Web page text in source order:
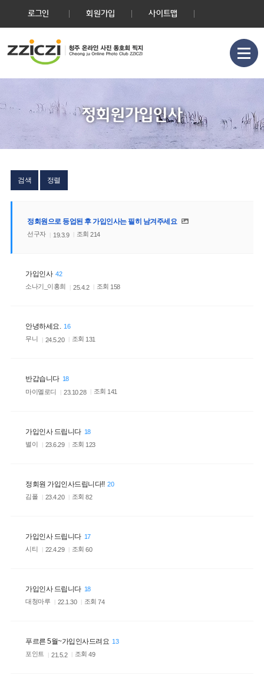
로그인 회원가입 사이트맵
정회원가입인사
검색 정렬
정회원으로 등업된 후 가입인사는 필히 남겨주세요
선구자 19.3.9 조회214
가입인사 42
소나기_이홍희
25.4.2 조회 158
안녕하세요. 16
무니
24.5.20 조회 131
반갑습니다 18
마이멜로디
23.10.28 조회 141
가입인사 드립니다 18
별이
23.6.29 조회 123
정회원 가입인사드립니다!! 20
김폴
23.4.20 조회82
가입인사 드립니다 17
시티
22.4.29 조회60
가입인사 드립니다 18
대청마루
22.1.30 조회74
푸르른 5월~가입인사드려요 13
포인트
21.5.2 조회49